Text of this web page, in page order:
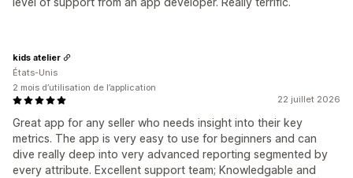
22 juillet 2026
Great app for any seller who needs insight into their key
metrics. The app is very easy to use for beginners and can
dive really deep into very advanced reporting segmented by
every attribute. Excellent support team; Knowledgable and
kids atelier
États-Unis
2 mois d’utilisation de l’application